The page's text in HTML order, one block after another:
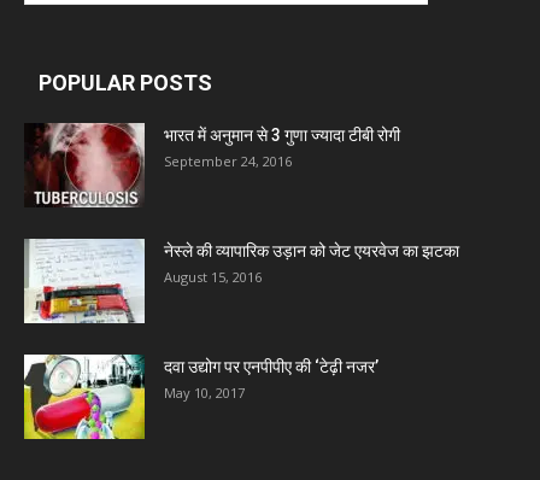
POPULAR POSTS
भारत में अनुमान से 3 गुणा ज्यादा टीबी रोगी
September 24, 2016
नेस्ले की व्यापारिक उड़ान को जेट एयरवेज का झटका
August 15, 2016
दवा उद्योग पर एनपीपीए की ‘टेढ़ी नजर’
May 10, 2017